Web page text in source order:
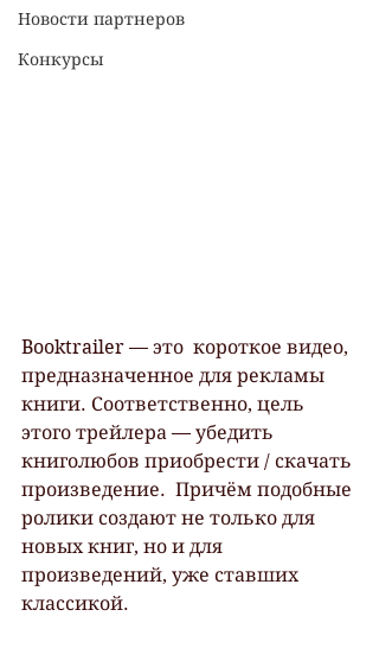
Новости партнеров
Конкурсы
Booktrailer — это  короткое видео,
предназначенное для рекламы
книги. Соответственно, цель
этого трейлера — убедить
книголюбов приобрести / скачать
произведение.  Причём подобные
ролики создают не только для
новых книг, но и для
произведений, уже ставших
классикой.